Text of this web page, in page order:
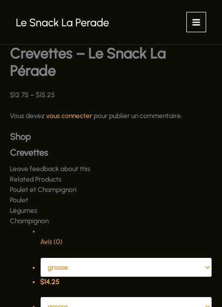
contenuLe Snack La Perade
Crevettes – Le Snack La
Pérade
$12.75 –$15.25
Vous devezvous connecter pour publier un commentaire.
Shop
Crevettes
Leave feedback about this
Related Products
Poulet et Champignon
Poulet
Légumes
Champignon
Avis (0)
$14.25